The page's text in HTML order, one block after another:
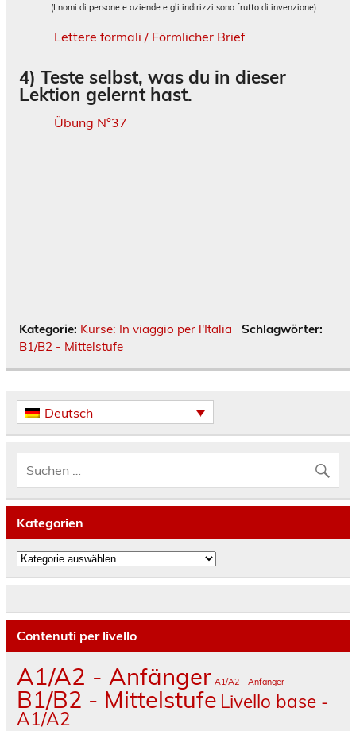
(I nomi di persone e aziende e gli indirizzi sono frutto di invenzione)
Lettere formali / Förmlicher Brief
4) Teste selbst, was du in dieser
Lektion gelernt hast.
Übung N°37
Kategorie: Kurse: In viaggio per l'Italia
Schlagwörter:
B1/B2 - Mittelstufe
Deutsch
Kategorien
Kategorien
Contenuti per livello
A1/A2 - Anfänger A1/A2 - Anfänger
B1/B2 - Mittelstufe Livello base -
A1/A2